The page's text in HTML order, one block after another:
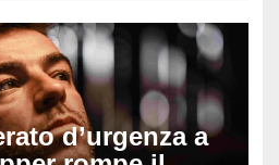
d’urgenza a